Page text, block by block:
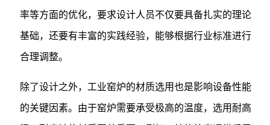
率等方面的优化，要求设计人员不仅要具备扎实的理论
基础，还要有丰富的实践经验，能够根据行业标准进行
合理调整。
除了设计之外，工业窑炉的材质选用也是影响设备性能
的关键因素。由于窑炉需要承受极高的温度，选用耐高